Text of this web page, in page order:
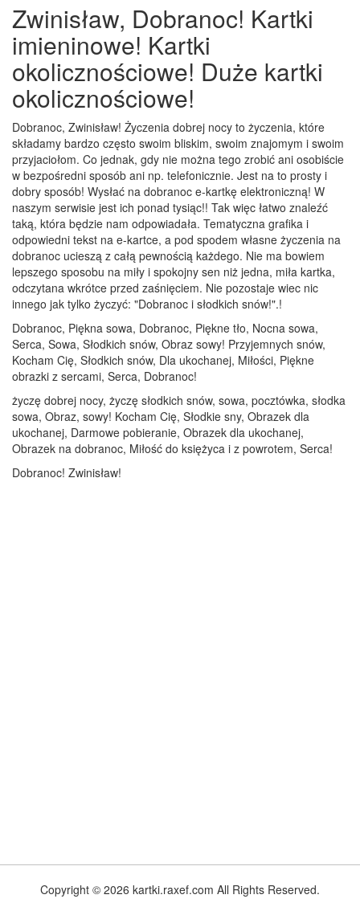
Zwinisław, Dobranoc! Kartki
imieninowe! Kartki
okolicznościowe! Duże kartki
okolicznościowe!
Dobranoc, Zwinisław! Życzenia dobrej nocy to życzenia, które
składamy bardzo często swoim bliskim, swoim znajomym i swoim
przyjaciołom. Co jednak, gdy nie można tego zrobić ani osobiście
w bezpośredni sposób ani np. telefonicznie. Jest na to prosty i
dobry sposób! Wysłać na dobranoc e-kartkę elektroniczną! W
naszym serwisie jest ich ponad tysiąc!! Tak więc łatwo znaleźć
taką, która będzie nam odpowiadała. Tematyczna grafika i
odpowiedni tekst na e-kartce, a pod spodem własne życzenia na
dobranoc ucieszą z całą pewnością każdego. Nie ma bowiem
lepszego sposobu na miły i spokojny sen niż jedna, miła kartka,
odczytana wkrótce przed zaśnięciem. Nie pozostaje wiec nic
innego jak tylko życzyć: "Dobranoc i słodkich snów!".!
Dobranoc, Piękna sowa, Dobranoc, Piękne tło, Nocna sowa,
Serca, Sowa, Słodkich snów, Obraz sowy! Przyjemnych snów,
Kocham Cię, Słodkich snów, Dla ukochanej, Miłości, Piękne
obrazki z sercami, Serca, Dobranoc!
życzę dobrej nocy, życzę słodkich snów, sowa, pocztówka, słodka
sowa, Obraz, sowy! Kocham Cię, Słodkie sny, Obrazek dla
ukochanej, Darmowe pobieranie, Obrazek dla ukochanej,
Obrazek na dobranoc, Miłość do księżyca i z powrotem, Serca!
Dobranoc! Zwinisław!
Copyright © 2026 kartki.raxef.com All Rights Reserved.